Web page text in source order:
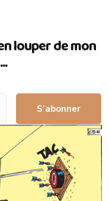
louper de mon
S’abonner